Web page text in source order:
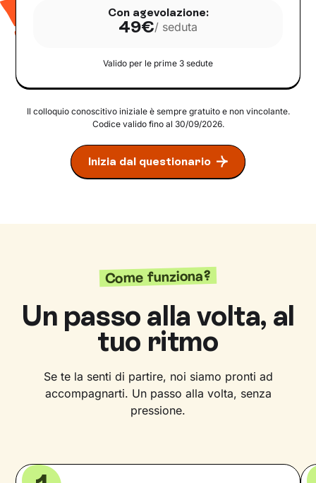
Con agevolazione:
49€/ seduta
Valido per le prime 3 sedute
Il colloquio conoscitivo iniziale è sempre gratuito e non vincolante.
Codice valido fino al 30/09/2026.
Inizia dal questionario
Come funziona?
Un passo alla volta, al
tuo ritmo
Se te la senti di partire, noi siamo pronti ad
accompagnarti. Un passo alla volta, senza
pressione.